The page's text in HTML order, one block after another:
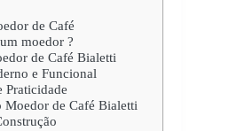
de Café
moedor ?
de Café Bialetti
e Funcional
Praticidade
Moedor de Café Bialetti